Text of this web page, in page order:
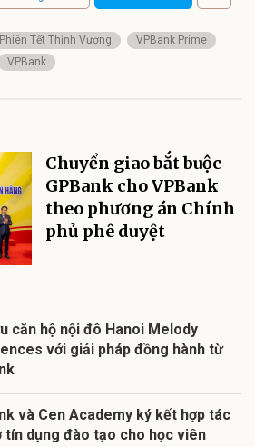
Phiên Tết Thịnh Vượng
VPBank Prime
VPBank
Chuyển giao bắt buộc
GPBank cho VPBank
theo phương án Chính
phủ phê duyệt
căn hộ nội đô Hanoi Melody
với giải pháp đồng hành từ
và Cen Academy ký kết hợp tác
tín dụng đào tạo cho học viên